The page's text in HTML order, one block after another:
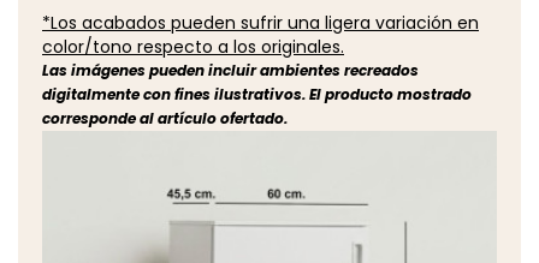
*Los acabados pueden sufrir una ligera variación en
color/tono respecto a los originales.
Las imágenes pueden incluir ambientes recreados
digitalmente con fines ilustrativos. El producto mostrado
corresponde al artículo ofertado.